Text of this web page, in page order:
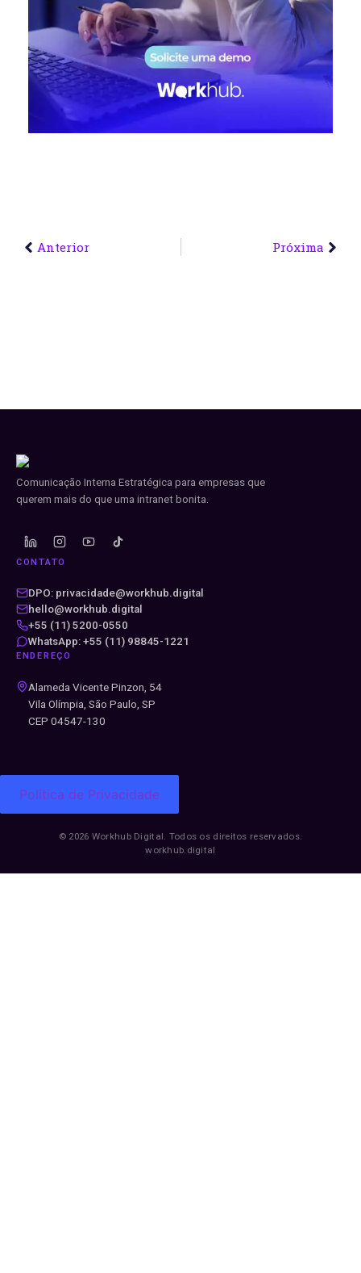
Anterior Próxima
Comunicação Interna Estratégica para empresas que
querem mais do que uma intranet bonita.
CONTATO
DPO: privacidade@workhub.digital
hello@workhub.digital
+55 (11) 5200-0550
WhatsApp: +55 (11) 98845-1221
ENDEREÇO
Alameda Vicente Pinzon, 54
Vila Olímpia, São Paulo, SP
CEP 04547-130
Politica de Privacidade
© 2026 Workhub Digital. Todos os direitos reservados.
workhub.digital